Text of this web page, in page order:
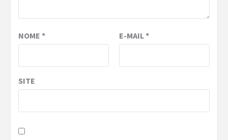
NOME * E-MAIL*
SITE